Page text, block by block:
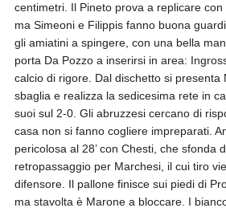
centimetri. Il Pineto prova a replicare
ma Simeoni e Filippis fanno buona
gli amiatini a spingere, con una bella
porta Da Pozzo a inserirsi in area:
calcio di rigore. Dal dischetto si presenta
sbaglia e realizza la sedicesima rete in
suoi sul 2-0. Gli abruzzesi cercano di
casa non si fanno cogliere impreparati.
pericolosa al 28’ con Chesti, che sfonda
retropassaggio per Marchesi, il cui tiro
difensore. Il pallone finisce sui piedi di
ma stavolta è Marone a bloccare. I